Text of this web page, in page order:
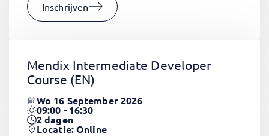
Inschrijven
Mendix Intermediate Developer
Course (EN)
Wo 16 September 2026
09:00 - 16:30
2dagen
Locatie: Online